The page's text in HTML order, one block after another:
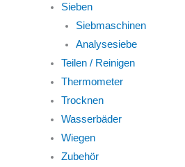
Sieben
Siebmaschinen
Analysesiebe
Teilen / Reinigen
Thermometer
Trocknen
Wasserbäder
Wiegen
Zubehör